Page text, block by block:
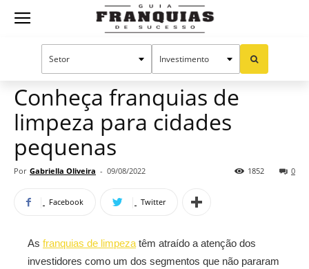
Guia
Oportunidades e tendências
Conheça franquias de
limpeza para cidades
pequenas
Por Gabriella Oliveira - 09/08/2022 0
1852
Facebook Twitter
As franquias de limpeza têm atraído a atenção dos
investidores como um dos segmentos que não pararam